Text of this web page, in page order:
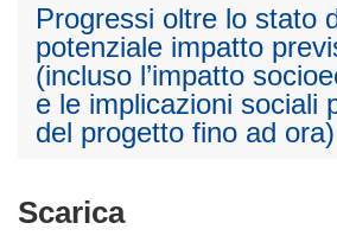
Progressi oltre lo stato
potenziale impatto
(incluso l’impatto
e le implicazioni sociali
del progetto fino ad ora)
ScaricaScarica